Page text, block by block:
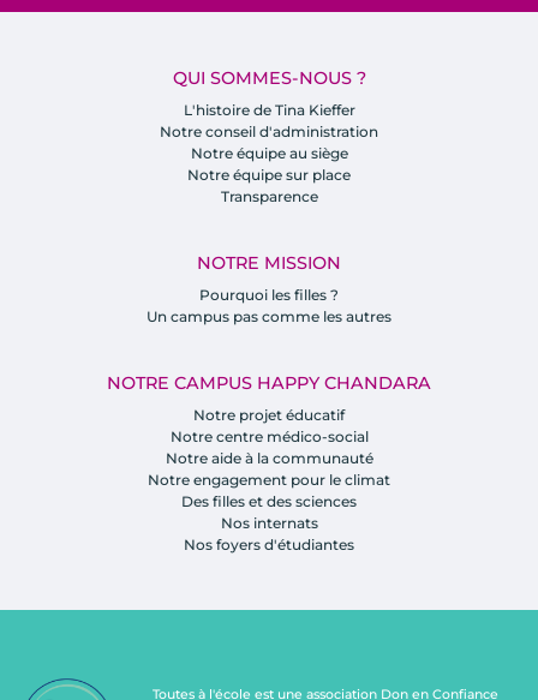
QUI SOMMES-NOUS ?
L'histoire de Tina Kieffer
Notre conseil d'administration
Notre équipe au siège
Notre équipe sur place
Transparence
NOTRE MISSION
Pourquoi les filles ?
Un campus pas comme les autres
NOTRE CAMPUS HAPPY CHANDARA
Notre projet éducatif
Notre centre médico-social
Notre aide à la communauté
Notre engagement pour le climat
Des filles et des sciences
Nos internats
Nos foyers d'étudiantes
Toutes à l'école est une association Don en Confiance